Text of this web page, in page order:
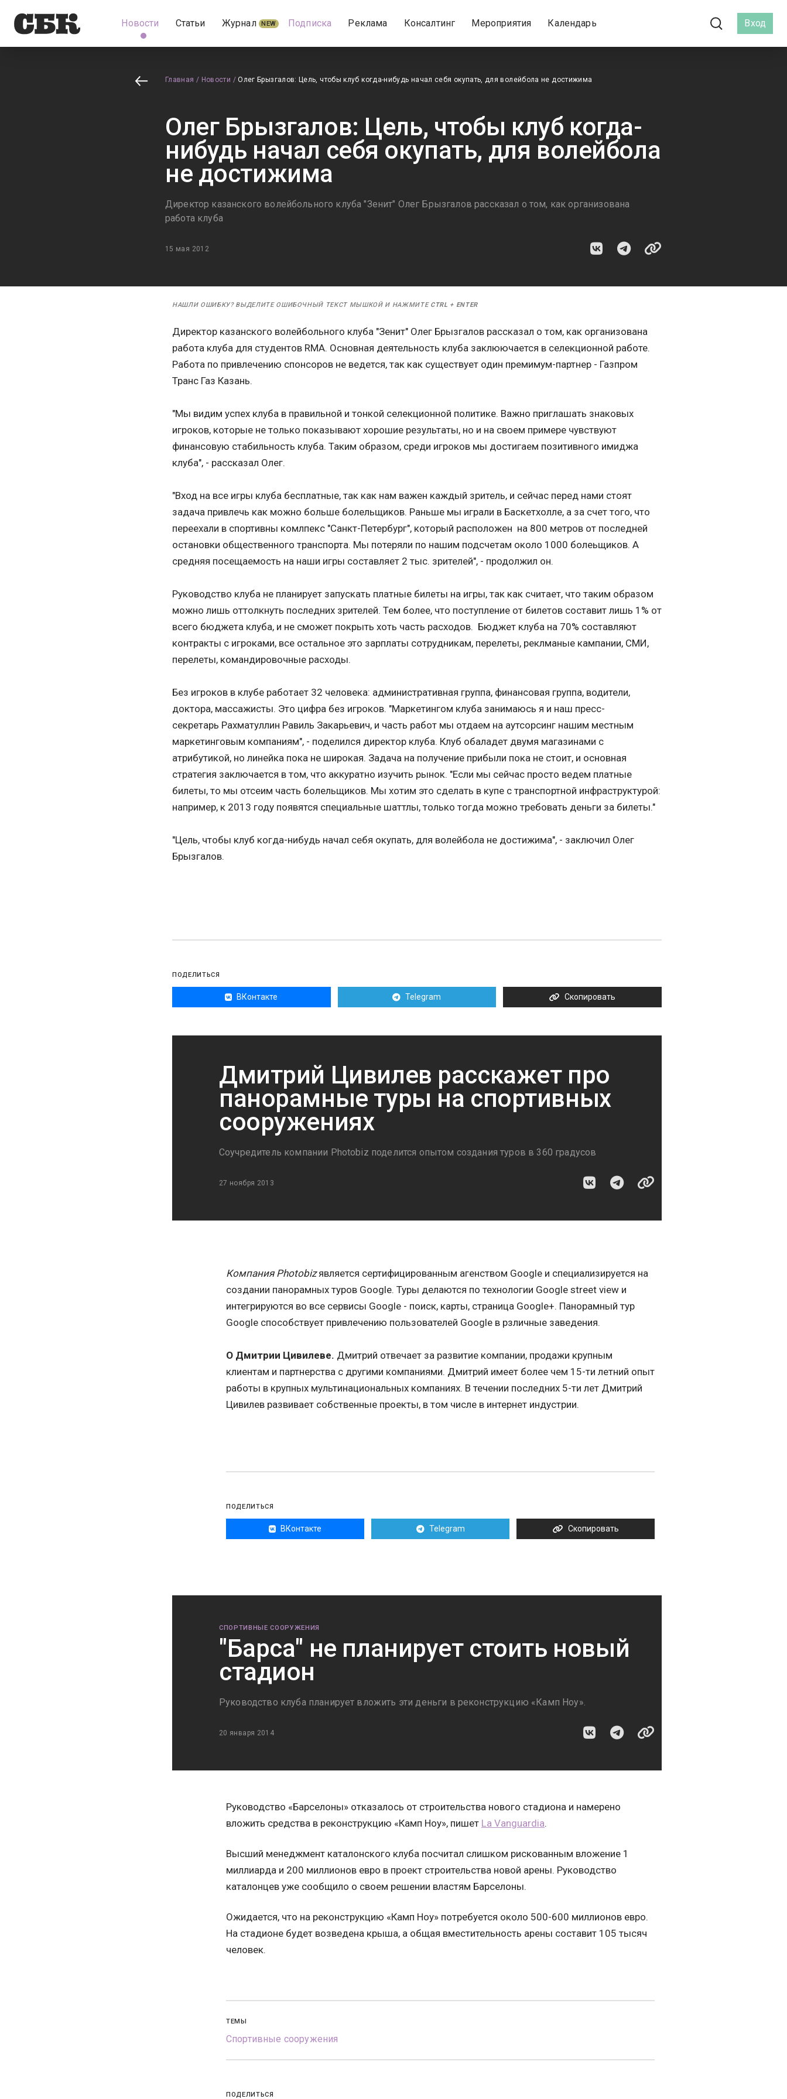
Новости Статьи Журнал NEW Подписка Реклама Консалтинг Мероприятия Календарь Вход
Главная / Новости / Олег Брызгалов: Цель, чтобы клуб когда-нибудь начал себя окупать, для волейбола не достижима
Олег Брызгалов: Цель, чтобы клуб когда-
нибудь начал себя окупать, для волейбола
не достижима
Директор казанского волейбольного клуба "Зенит" Олег Брызгалов рассказал о том, как организована
работа клуба
15 мая 2012
НАШЛИ ОШИБКУ? ВЫДЕЛИТЕ ОШИБОЧНЫЙ ТЕКСТ МЫШКОЙ И НАЖМИТЕ CTRL + ENTER
Директор казанского волейбольного клуба "Зенит" Олег Брызгалов рассказал о том, как организована
работа клуба для студентов RMA. Основная деятельность клуба заклюючается в селекционной работе.
Работа по привлечению спонсоров не ведется, так как существует один премимум-партнер - Газпром
Транс Газ Казань.
"Мы видим успех клуба в правильной и тонкой селекционной политике. Важно приглашать знаковых
игроков, которые не только показывают хорошие результаты, но и на своем примере чувствуют
финансовую стабильность клуба. Таким образом, среди игроков мы достигаем позитивного имиджа
клуба", - рассказал Олег.
"Вход на все игры клуба бесплатные, так как нам важен каждый зритель, и сейчас перед нами стоят
задача привлечь как можно больше болельщиков. Раньше мы играли в Баскетхолле, а за счет того, что
переехали в спортивны комлпекс "Санкт-Петербург", который расположен на 800 метров от последней
остановки общественного транспорта. Мы потеряли по нашим подсчетам около 1000 болеьщиков. А
средняя посещаемость на наши игры составляет 2 тыс. зрителей", - продолжил он.
Руководство клуба не планирует запускать платные билеты на игры, так как считает, что таким образом
можно лишь оттолкнуть последних зрителей. Тем более, что поступление от билетов составит лишь 1% от
всего бюджета клуба, и не сможет покрыть хоть часть расходов. Бюджет клуба на 70% составляют
контракты с игроками, все остальное это зарплаты сотрудникам, перелеты, реклманые кампании, СМИ,
перелеты, командировочные расходы.
Без игроков в клубе работает 32 человека: административная группа, финансовая группа, водители,
доктора, массажисты. Это цифра без игроков. "Маркетингом клуба занимаюсь я и наш пресс-
секретарь Рахматуллин Равиль Закарьевич, и часть работ мы отдаем на аутсорсинг нашим местным
маркетинговым компаниям", - поделился директор клуба. Клуб обаладет двумя магазинами с
атрибутикой, но линейка пока не широкая. Задача на получение прибыли пока не стоит, и основная
стратегия заключается в том, что аккуратно изучить рынок. "Если мы сейчас просто ведем платные
билеты, то мы отсеим часть болельщиков. Мы хотим это сделать в купе с транспортной инфраструктурой:
например, к 2013 году появятся специальные шаттлы, только тогда можно требовать деньги за билеты."
"Цель, чтобы клуб когда-нибудь начал себя окупать, для волейбола не достижима", - заключил Олег
Брызгалов.
ПОДЕЛИТЬСЯ
ВКонтакте Telegram Скопировать
Дмитрий Цивилев расскажет про
панорамные туры на спортивных
сооружениях
Соучредитель компании Photobiz поделится опытом создания туров в 360 градусов
27 ноября 2013
Компания Photobizявляется сертифицированным агенством Google и специализируется на
создании панорамных туров Google. Туры делаются по технологии Google street view и
интегрируются во все сервисы Google - поиск, карты, страница Google+. Панорамный тур
Google способствует привлечению пользователей Google в рзличные заведения.
О Дмитрии Цивилеве. Дмитрий отвечает за развитие компании, продажи крупным
клиентам и партнерства с другими компаниями. Дмитрий имеет более чем 15-ти летний опыт
работы в крупных мультинациональных компаниях. В течении последних 5-ти лет Дмитрий
Цивилев развивает собственные проекты, в том числе в интернет индустрии.
ПОДЕЛИТЬСЯ
ВКонтакте Telegram Скопировать
СПОРТИВНЫЕ СООРУЖЕНИЯ
"Барса" не планирует стоить новый
стадион
Руководство клуба планирует вложить эти деньги в реконструкцию «Камп Ноу».
20 января 2014
Руководство «Барселоны» отказалось от строительства нового стадиона и намерено
вложить средства в реконструкцию «Камп Ноу», пишет La Vanguardia.
Высший менеджмент каталонского клуба посчитал слишком рискованным вложение 1
миллиарда и 200 миллионов евро в проект строительства новой арены. Руководство
каталонцев уже сообщило о своем решении властям Барселоны.
Ожидается, что на реконструкцию «Камп Ноу» потребуется около 500-600 миллионов евро.
На стадионе будет возведена крыша, а общая вместительность арены составит 105 тысяч
человек.
ТЕМЫ
Спортивные сооружения
ПОДЕЛИТЬСЯ